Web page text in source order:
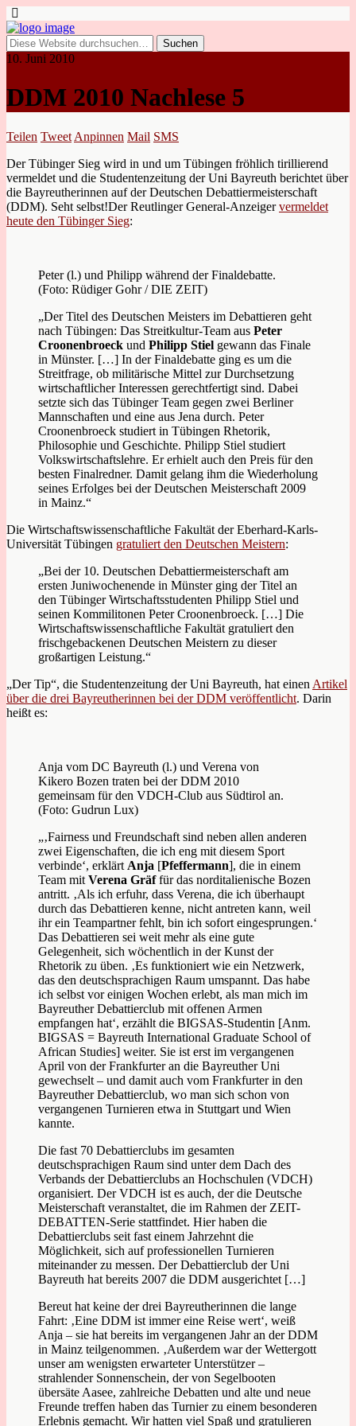
10. Juni 2010
DDM 2010 Nachlese 5
Teilen Tweet Anpinnen Mail SMS
Der Tübinger Sieg wird in und um Tübingen fröhlich tirillierend
vermeldet und die Studentenzeitung der Uni Bayreuth berichtet über
die Bayreutherinnen auf der Deutschen Debattiermeisterschaft
(DDM). Seht selbst!Der Reutlinger General-Anzeigervermeldet
heute den Tübinger Sieg:
Peter (l.) und Philipp während der Finaldebatte.
(Foto: Rüdiger Gohr / DIE ZEIT)
„Der Titel des Deutschen Meisters im Debattieren geht
nach Tübingen: Das Streitkultur-Team aus Peter
Croonenbroeck und Philipp Stiel gewann das Finale
in Münster. […] In der Finaldebatte ging es um die
Streitfrage, ob militärische Mittel zur Durchsetzung
wirtschaftlicher Interessen gerechtfertigt sind. Dabei
setzte sich das Tübinger Team gegen zwei Berliner
Mannschaften und eine aus Jena durch. Peter
Croonenbroeck studiert in Tübingen Rhetorik,
Philosophie und Geschichte. Philipp Stiel studiert
Volkswirtschaftslehre. Er erhielt auch den Preis für den
besten Finalredner. Damit gelang ihm die Wiederholung
seines Erfolges bei der Deutschen Meisterschaft 2009
in Mainz.“
Die Wirtschaftswissenschaftliche Fakultät der Eberhard-Karls-
Universität Tübingen gratuliert den Deutschen Meistern:
„Bei der 10. Deutschen Debattiermeisterschaft am
ersten Juniwochenende in Münster ging der Titel an
den Tübinger Wirtschaftsstudenten Philipp Stiel und
seinen Kommilitonen Peter Croonenbroeck. […] Die
Wirtschaftswissenschaftliche Fakultät gratuliert den
frischgebackenen Deutschen Meistern zu dieser
großartigen Leistung.“
„Der Tip“, die Studentenzeitung der Uni Bayreuth, hat einen Artikel
über die drei Bayreutherinnen bei der DDM veröffentlicht. Darin
heißt es:
Anja vom DC Bayreuth (l.) und Verena von
Kikero Bozen traten bei der DDM 2010
gemeinsam für den VDCH-Club aus Südtirol an.
(Foto: Gudrun Lux)
„‚Fairness und Freundschaft sind neben allen anderen
zwei Eigenschaften, die ich eng mit diesem Sport
verbinde‘, erklärt Anja [Pfeffermann], die in einem
Team mit Verena Gräffür das norditalienische Bozen
antritt. ‚Als ich erfuhr, dass Verena, die ich überhaupt
durch das Debattieren kenne, nicht antreten kann, weil
ihr ein Teampartner fehlt, bin ich sofort eingesprungen.‘
Das Debattieren sei weit mehr als eine gute
Gelegenheit, sich wöchentlich in der Kunst der
Rhetorik zu üben. ‚Es funktioniert wie ein Netzwerk,
das den deutschsprachigen Raum umspannt. Das habe
ich selbst vor einigen Wochen erlebt, als man mich im
Bayreuther Debattierclub mit offenen Armen
empfangen hat‘, erzählt die BIGSAS-Studentin [Anm.
BIGSAS = Bayreuth International Graduate School of
African Studies] weiter. Sie ist erst im vergangenen
April von der Frankfurter an die Bayreuther Uni
gewechselt – und damit auch vom Frankfurter in den
Bayreuther Debattierclub, wo man sich schon von
vergangenen Turnieren etwa in Stuttgart und Wien
kannte.
Die fast 70 Debattierclubs im gesamten
deutschsprachigen Raum sind unter dem Dach des
Verbands der Debattierclubs an Hochschulen (VDCH)
organisiert. Der VDCH ist es auch, der die Deutsche
Meisterschaft veranstaltet, die im Rahmen der ZEIT-
DEBATTEN-Serie stattfindet. Hier haben die
Debattierclubs seit fast einem Jahrzehnt die
Möglichkeit, sich auf professionellen Turnieren
miteinander zu messen. Der Debattierclub der Uni
Bayreuth hat bereits 2007 die DDM ausgerichtet […]
Bereut hat keine der drei Bayreutherinnen die lange
Fahrt: ‚Eine DDM ist immer eine Reise wert‘, weiß
Anja – sie hat bereits im vergangenen Jahr an der DDM
in Mainz teilgenommen. ‚Außerdem war der Wettergott
unser am wenigsten erwarteter Unterstützer –
strahlender Sonnenschein, der von Segelbooten
übersäte Aasee, zahlreiche Debatten und alte und neue
Freunde treffen haben das Turnier zu einem besonderen
Erlebnis gemacht. Wir hatten viel Spaß und gratulieren